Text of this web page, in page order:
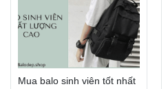
cho ngân sách của bạn
trong bài viết dưới đây nhé!
Balodep.shop|Chuyên Balo-
Túi xách–Vali đẹp.
FreeShip toàn quốc, Miễn
phí đổi trả hàng, thanh toán
Mua balo sinh viên tốt nhất